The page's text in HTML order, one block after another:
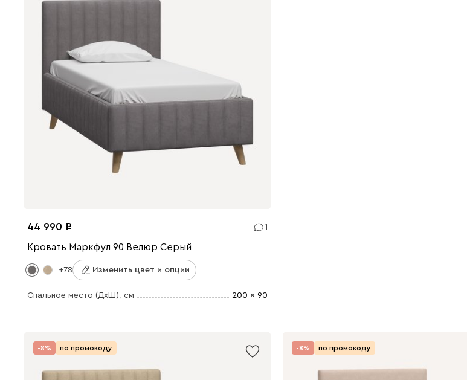
44 990 1
Кровать Маркфул 90 Велюр Серый
+78 Изменить цвет и опции
Спальное место (ДхШ), см 200 x 90
-8% по промокоду -8% по промокоду